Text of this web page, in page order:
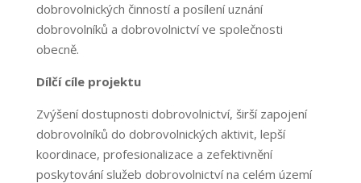
dobrovolnických činností a posílení uznání
dobrovolníků a dobrovolnictví ve společnosti
obecně.
Dílčí cíle projektu
Zvýšení dostupnosti dobrovolnictví, širší zapojení
dobrovolníků do dobrovolnických aktivit, lepší
koordinace, profesionalizace a zefektivnění
poskytování služeb dobrovolnictví na celém území